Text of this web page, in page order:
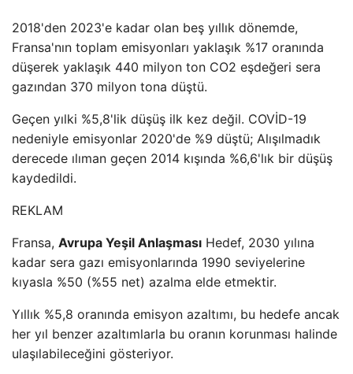
2018'den 2023'e kadar olan beş yıllık dönemde,
Fransa'nın toplam emisyonları yaklaşık %17 oranında
düşerek yaklaşık 440 milyon ton CO2 eşdeğeri sera
gazından 370 milyon tona düştü.
Geçen yılki %5,8'lik düşüş ilk kez değil. COVİD-19
nedeniyle emisyonlar 2020'de %9 düştü; Alışılmadık
derecede ılıman geçen 2014 kışında %6,6'lık bir düşüş
kaydedildi.
REKLAM
Fransa, Avrupa Yeşil Anlaşması Hedef, 2030 yılına
kadar sera gazı emisyonlarında 1990 seviyelerine
kıyasla %50 (%55 net) azalma elde etmektir.
Yıllık %5,8 oranında emisyon azaltımı, bu hedefe ancak
her yıl benzer azaltımlarla bu oranın korunması halinde
ulaşılabileceğini gösteriyor.